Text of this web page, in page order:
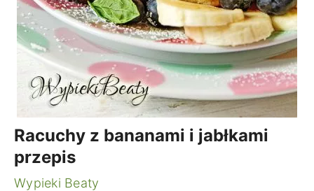
Racuchy z bananami i jabłkami
przepis
Wypieki Beaty